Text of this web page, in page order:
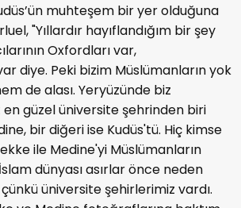
muhteşem bir yer olduğuna
"Yıllardır hayıflandığım bir şey
Oxfordları var,
diye. Peki bizim Müslümanların yok
de alası. Yeryüzünde biz
güzel üniversite şehrinden biri
bir diğeri ise Kudüs'tü. Hiç kimse
ile Medine'yi Müslümanların
dünyası asırlar önce neden
üniversite şehirlerimiz vardı.